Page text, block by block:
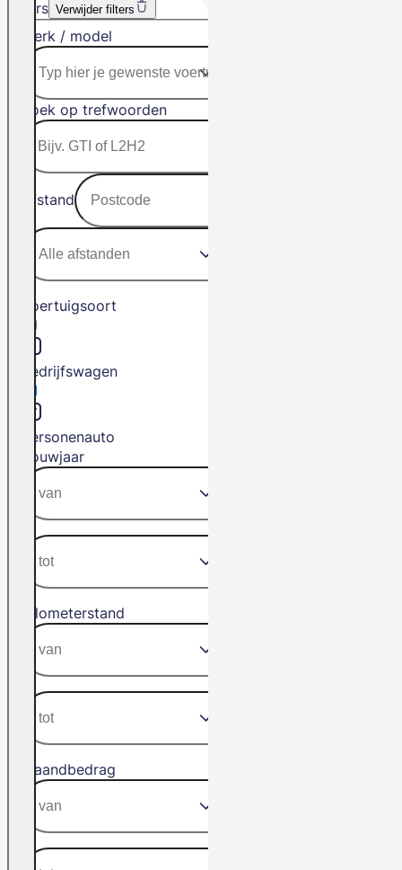
Filters Verwijder filters
Merk / model
Zoek op trefwoorden
Afstand
Voertuigsoort
Bedrijfswagen
Personenauto
Bouwjaar
Kilometerstand
Maandbedrag